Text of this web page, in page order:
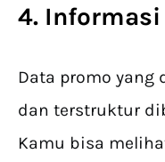
4. Informasi
Data promo
dan terstruktur
Kamu bisa